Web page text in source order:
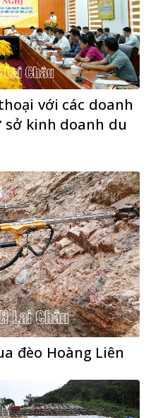
với các doanh
sở kinh doanh du
đèo Hoàng Liên